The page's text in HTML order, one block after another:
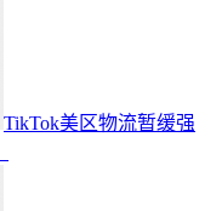
TikTok美区物流暂缓强